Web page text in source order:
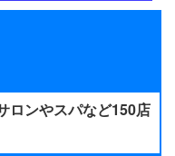
ロンやスパなど150店